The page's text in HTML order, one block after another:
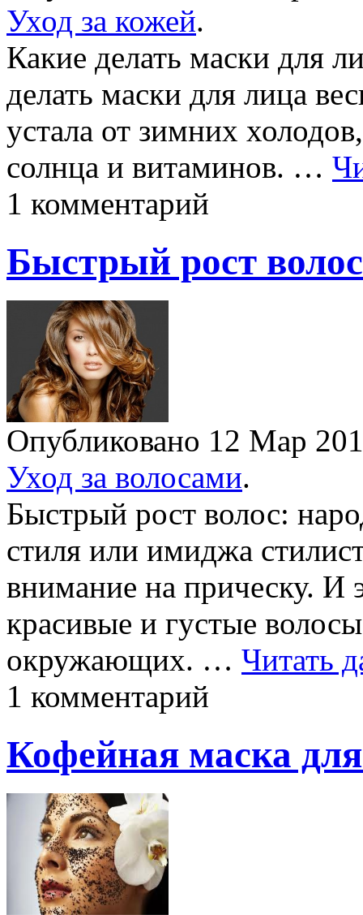
Уход за кожей.
Какие делать маски для
делать маски для лица
устала от зимних
солнца и витаминов. …
1 комментарий
Быстрый рост
Опубликовано 12 Мар
Уход за волосами.
Быстрый рост волос:
стиля или имиджа
внимание на прическу. И
красивые и густые
окружающих. … Читать
1 комментарий
Кофейная маска